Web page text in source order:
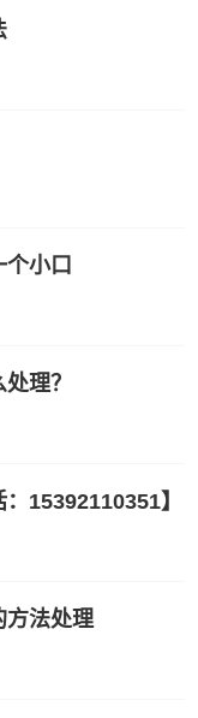
小口
理？
15392110351】
方法处理